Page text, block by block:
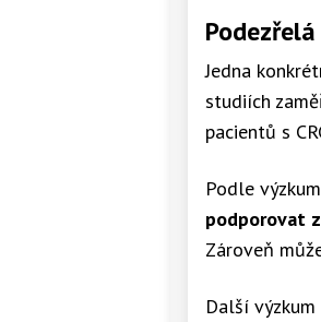
Jedna
studiích
pacientů s
Podle
podporovat
Zároveň
Další